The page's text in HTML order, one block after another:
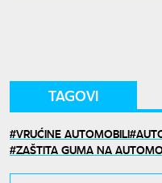
TAGOVI
VRUĆINE AUTOMOBILI
ZAŠTITA GUMA NA